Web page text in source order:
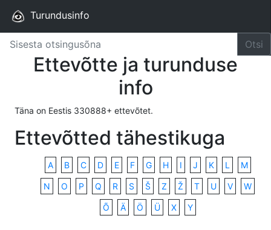
Turundusinfo
Otsi
Ettevõtte ja turunduse
info
Täna on Eestis 330888+ ettevõtet.
Ettevõtted tähestikuga
A B C D E F G H I J K L M
N O P Q R S Š Z Ž T U V W
Õ Ä Ö Ü X Y